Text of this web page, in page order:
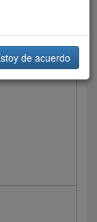
de acuerdo